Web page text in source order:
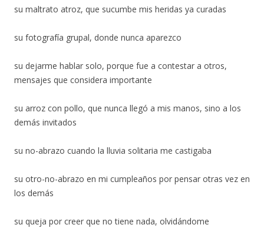
su maltrato atroz, que sucumbe mis heridas ya curadas
su fotografía grupal, donde nunca aparezco
su dejarme hablar solo, porque fue a contestar a otros,
mensajes que considera importante
su arroz con pollo, que nunca llegó a mis manos, sino a los
demás invitados
su no-abrazo cuando la lluvia solitaria me castigaba
su otro-no-abrazo en mi cumpleaños por pensar otras vez en
los demás
su queja por creer que no tiene nada, olvidándome